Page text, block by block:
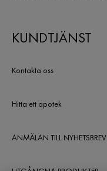
KUNDTJÄNST
Kontakta oss
Hitta ett apotek
ANMÄLAN TILL NYHETSBREV